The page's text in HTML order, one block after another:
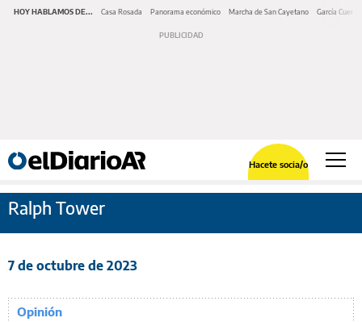
HOY HABLAMOS DE... Casa Rosada Panorama económico Marcha de San Cayetano García Cuerva
Hacete socia/o
Ralph Tower
7 de octubre de 2023
Opinión